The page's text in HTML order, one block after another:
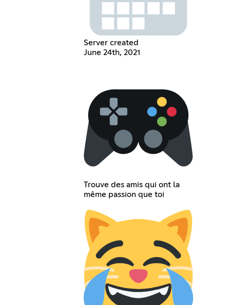
Server created
June 24th, 2021
Trouve des amis qui ont la
même passion que toi